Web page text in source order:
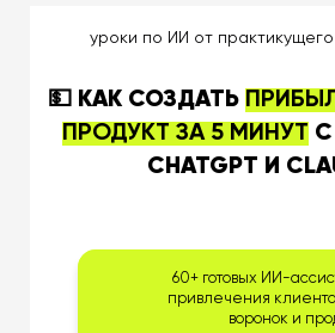
уроки по ИИ от
💵 КАК СОЗДАТЬ
ПРОДУКТ ЗА 5 МИНУТ
CHATGPT И
60+ готовых ИИ-
привлечения
воронок и